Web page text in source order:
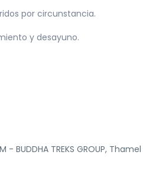
por circunstancia.
y desayuno.
- BUDDHA TREKS GROUP,